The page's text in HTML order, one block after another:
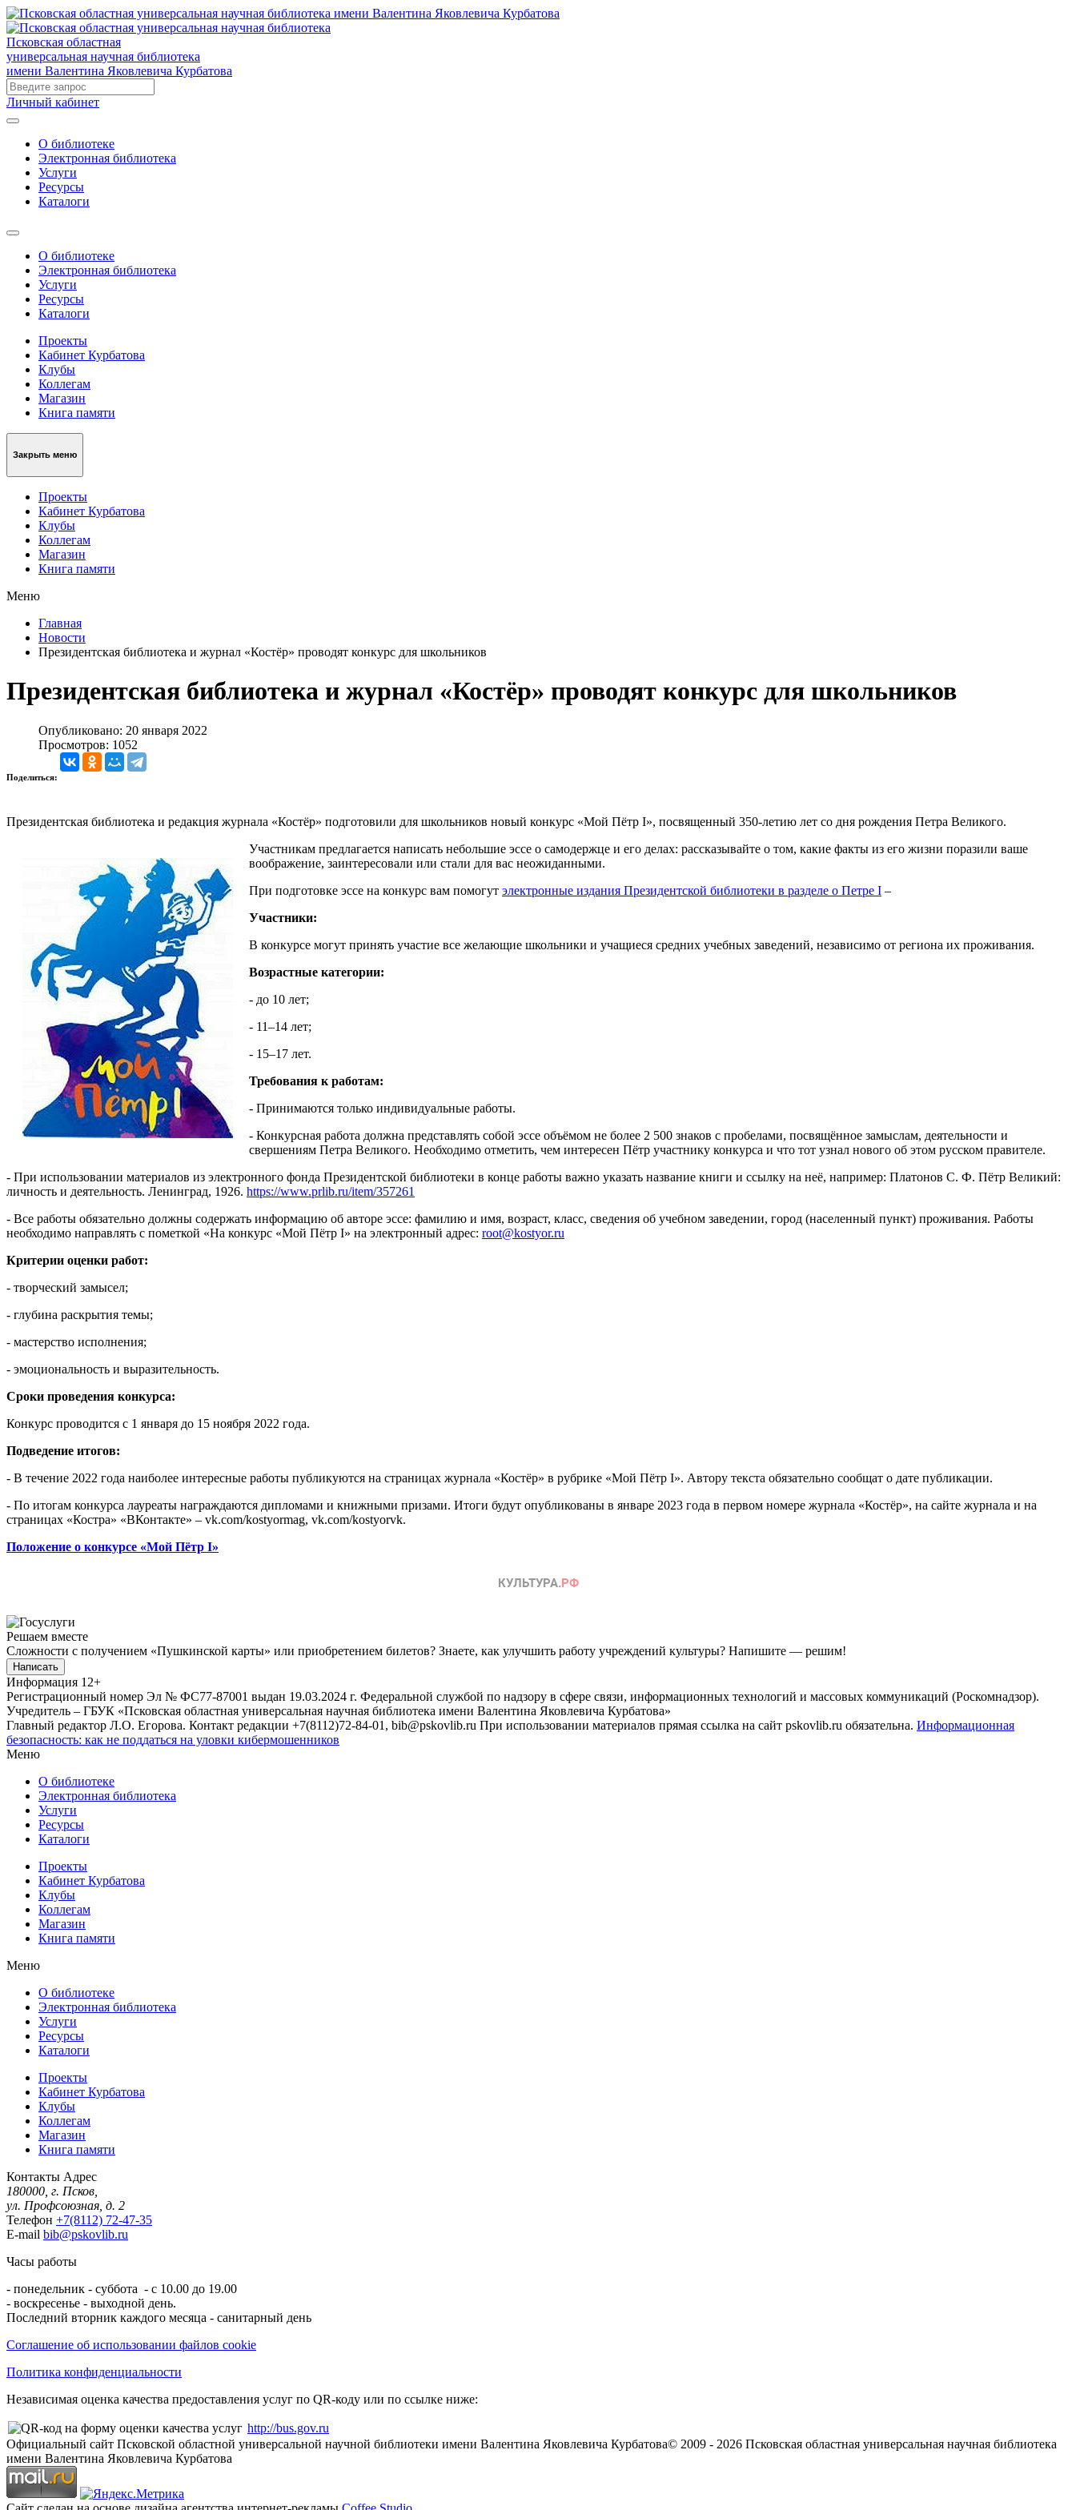
Псковская областная
универсальная научная библиотека
имени Валентина Яковлевича Курбатова
Личный кабинет
О библиотеке
Электронная библиотека
Услуги
Ресурсы
Каталоги
О библиотеке
Электронная библиотека
Услуги
Ресурсы
Каталоги
Проекты
Кабинет Курбатова
Клубы
Коллегам
Магазин
Книга памяти
Закрыть меню
Проекты
Кабинет Курбатова
Клубы
Коллегам
Магазин
Книга памяти
Меню
Главная
Новости
Президентская библиотека и журнал «Костёр» проводят конкурс для школьников
Президентская библиотека и журнал «Костёр» проводят конкурс для школьников
Опубликовано: 20 января 2022
Просмотров: 1052
Поделиться:
Президентская библиотека и редакция журнала «Костёр» подготовили для школьников новый конкурс «Мой Пётр I», посвященный 350-летию лет со дня рождения Петра Великого.
Участникам предлагается написать небольшие эссе о самодержце и его делах: рассказывайте о том, какие факты из его жизни поразили ваше
воображение, заинтересовали или стали для вас неожиданными.
При подготовке эссе на конкурс вам помогут электронные издания Президентской библиотеки в разделе о Петре I –
Участники:
В конкурсе могут принять участие все желающие школьники и учащиеся средних учебных заведений, независимо от региона их проживания.
Возрастные категории:
- до 10 лет;
- 11–14 лет;
- 15–17 лет.
Требования к работам:
- Принимаются только индивидуальные работы.
- Конкурсная работа должна представлять собой эссе объёмом не более 2 500 знаков с пробелами, посвящённое замыслам, деятельности и
свершениям Петра Великого. Необходимо отметить, чем интересен Пётр участнику конкурса и что тот узнал нового об этом русском правителе.
- При использовании материалов из электронного фонда Президентской библиотеки в конце работы важно указать название книги и ссылку на неё, например: Платонов С. Ф. Пётр Великий:
личность и деятельность. Ленинград, 1926. https://www.prlib.ru/item/357261
- Все работы обязательно должны содержать информацию об авторе эссе: фамилию и имя, возраст, класс, сведения об учебном заведении, город (населенный пункт) проживания. Работы
необходимо направлять с пометкой «На конкурс «Мой Пётр I» на электронный адрес: root@kostyor.ru
Критерии оценки работ:
- творческий замысел;
- глубина раскрытия темы;
- мастерство исполнения;
- эмоциональность и выразительность.
Сроки проведения конкурса:
Конкурс проводится с 1 января до 15 ноября 2022 года.
Подведение итогов:
- В течение 2022 года наиболее интересные работы публикуются на страницах журнала «Костёр» в рубрике «Мой Пётр I». Автору текста обязательно сообщат о дате публикации.
- По итогам конкурса лауреаты награждаются дипломами и книжными призами. Итоги будут опубликованы в январе 2023 года в первом номере журнала «Костёр», на сайте журнала и на
страницах «Костра» «ВКонтакте» – vk.com/kostyormag, vk.com/kostyorvk.
Положение о конкурсе «Мой Пётр I»
Решаем вместе
Сложности с получением «Пушкинской карты» или приобретением билетов? Знаете, как улучшить работу учреждений культуры? Напишите — решим!
Написать
Информация 12+
Регистрационный номер Эл № ФС77-87001 выдан 19.03.2024 г. Федеральной службой по надзору в сфере связи, информационных технологий и массовых коммуникаций (Роскомнадзор).
Учредитель – ГБУК «Псковская областная универсальная научная библиотека имени Валентина Яковлевича Курбатова»
Главный редактор Л.О. Егорова. Контакт редакции +7(8112)72-84-01, bib@pskovlib.ru При использовании материалов прямая ссылка на сайт pskovlib.ru обязательна. Информационная
безопасность: как не поддаться на уловки кибермошенников
Меню
О библиотеке
Электронная библиотека
Услуги
Ресурсы
Каталоги
Проекты
Кабинет Курбатова
Клубы
Коллегам
Магазин
Книга памяти
Меню
О библиотеке
Электронная библиотека
Услуги
Ресурсы
Каталоги
Проекты
Кабинет Курбатова
Клубы
Коллегам
Магазин
Книга памяти
Контакты Адрес
180000, г. Псков,
ул. Профсоюзная, д. 2
Телефон +7(8112) 72-47-35
E-mail bib@pskovlib.ru
Часы работы
- понедельник - суббота - с 10.00 до 19.00
- воскресенье - выходной день.
Последний вторник каждого месяца - санитарный день
Соглашение об использовании файлов cookie
Политика конфиденциальности
Независимая оценка качества предоставления услуг по QR-коду или по ссылке ниже:
http://bus.gov.ru
Официальный сайт Псковской областной универсальной научной библиотеки имени Валентина Яковлевича Курбатова© 2009 - 2026 Псковская областная универсальная научная библиотека
имени Валентина Яковлевича Курбатова